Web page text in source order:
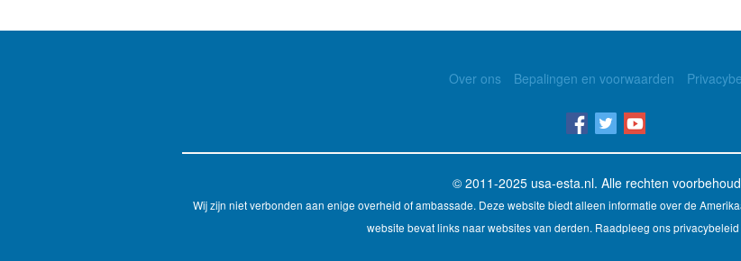
Over ons Bepalingen en voorwaarden
© 2011-2025 usa-esta.nl. Alle rechten
Wij zijn niet verbonden aan enige overheid of ambassade. Deze website biedt alleen informatie over de
website bevat links naar websites van derden. Raadpleeg ons